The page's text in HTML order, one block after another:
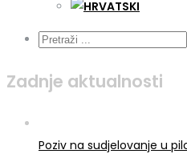
Zadnje aktualnosti
Poziv na sudjelovanje u